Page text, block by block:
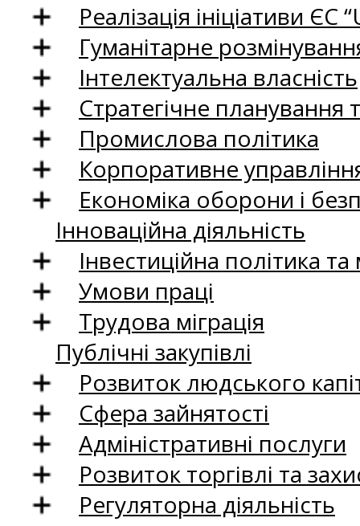
Реалізація ініціативи ЄС
Гуманітарне
Інтелектуальна власність
Стратегічне
Промислова політика
Корпоративне
Економіка оборони і
Інноваційна діяльність
Інвестиційна політика
Умови праці
Трудова міграція
Публічні закупівлі
Розвиток людського
Сфера зайнятості
Адміністративні послуги
Розвиток торгівлі та
Регуляторна діяльність